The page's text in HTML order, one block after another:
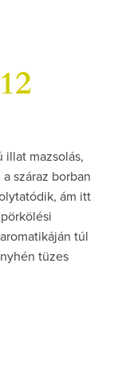
illat mazsolás,
száraz borban
ám itt
túl
tüzes